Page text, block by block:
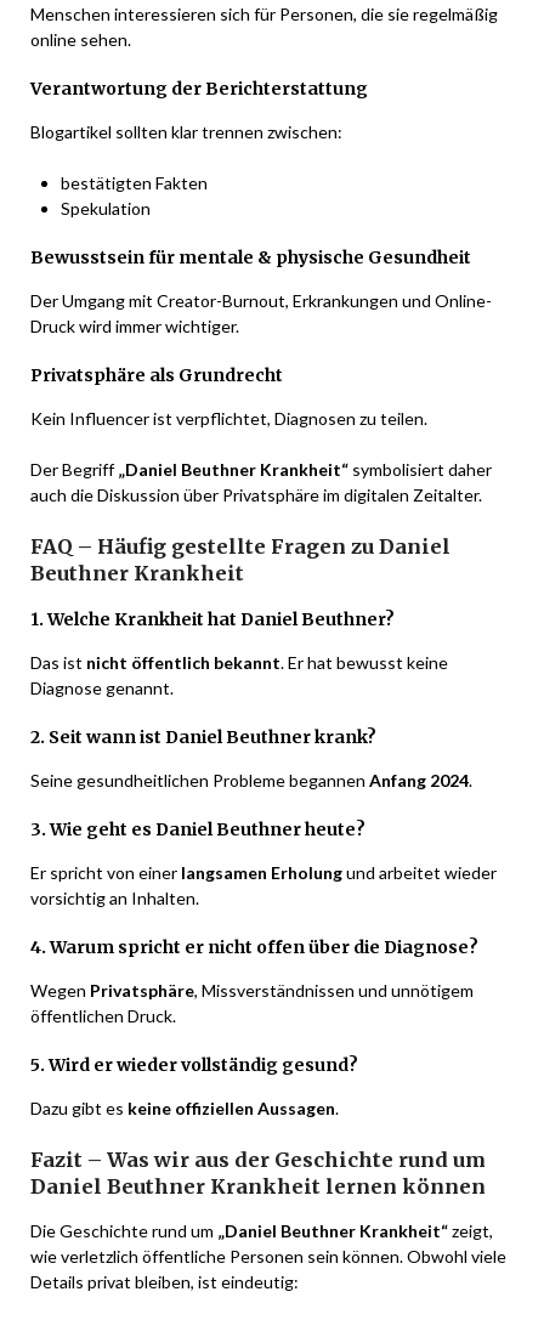
Menschen interessieren sich für Personen, die sie regelmäßig
online sehen.
Verantwortung der Berichterstattung
Blogartikel sollten klar trennen zwischen:
bestätigten Fakten
Spekulation
Bewusstsein für mentale & physische Gesundheit
Der Umgang mit Creator-Burnout, Erkrankungen und Online-
Druck wird immer wichtiger.
Privatsphäre als Grundrecht
Kein Influencer ist verpflichtet, Diagnosen zu teilen.
Der Begriff„Daniel Beuthner Krankheit“ symbolisiert daher
auch die Diskussion über Privatsphäre im digitalen Zeitalter.
FAQ – Häufig gestellte Fragen zu Daniel
Beuthner Krankheit
1. Welche Krankheit hat Daniel Beuthner?
Das ist nicht öffentlich bekannt. Er hat bewusst keine
Diagnose genannt.
2. Seit wann ist Daniel Beuthner krank?
Seine gesundheitlichen Probleme begannen Anfang 2024.
3. Wie geht es Daniel Beuthner heute?
Er spricht von einer langsamen Erholungund arbeitet wieder
vorsichtig an Inhalten.
4. Warum spricht er nicht offen über die Diagnose?
Wegen Privatsphäre, Missverständnissen und unnötigem
öffentlichen Druck.
5. Wird er wieder vollständig gesund?
Dazu gibt es keine offiziellen Aussagen.
Fazit – Was wir aus der Geschichte rund um
Daniel Beuthner Krankheit lernen können
Die Geschichte rund um „Daniel Beuthner Krankheit“zeigt,
wie verletzlich öffentliche Personen sein können. Obwohl viele
Details privat bleiben, ist eindeutig: